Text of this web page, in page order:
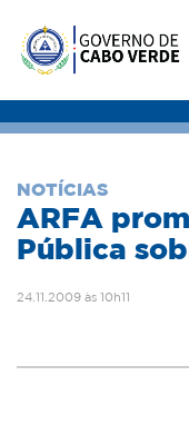
NOTÍCIAS
ARFA
Pública
24.11.2009 às 10h11